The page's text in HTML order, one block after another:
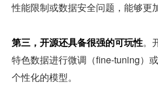
性能限制或数据安全问题，能够更
第三，开源还具备很强的可玩性。
特色数据进行微调（fine-tuning）
个性化的模型。